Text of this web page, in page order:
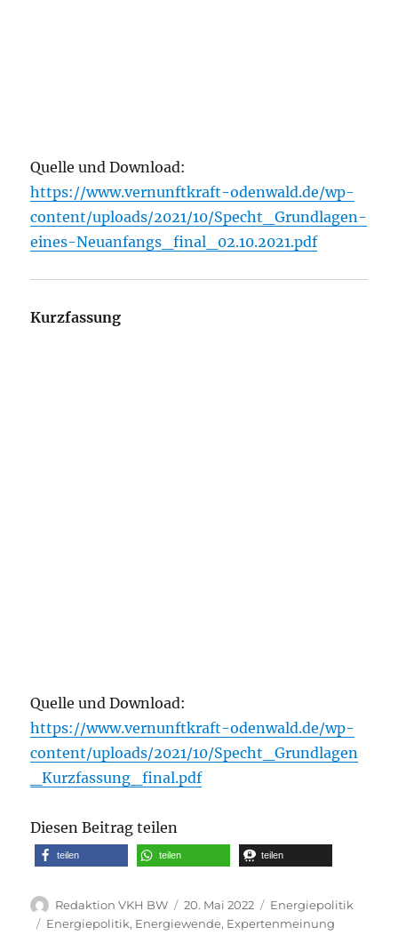
Quelle und Download:
https://www.vernunftkraft-odenwald.de/wp-
content/uploads/2021/10/Specht_Grundlagen-
eines-Neuanfangs_final_02.10.2021.pdf
Kurzfassung
Quelle und Download:
https://www.vernunftkraft-odenwald.de/wp-
content/uploads/2021/10/Specht_Grundlagen
_Kurzfassung_final.pdf
Diesen Beitrag teilen
teilen teilen teilen
Autor
Redaktion VKH BW
Veröffentlicht
am
20. Mai 2022 Kategorien
Energiepolitik
Schlagwörter
Energiepolitik, Energiewende, Expertenmeinung